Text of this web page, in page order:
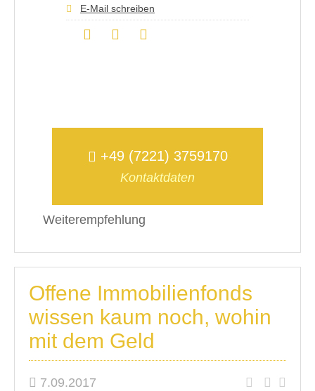
E-Mail schreiben
+49 (7221) 3759170
Kontaktdaten
Weiterempfehlung
Offene Immobilienfonds
wissen kaum noch, wohin
mit dem Geld
7.09.2017